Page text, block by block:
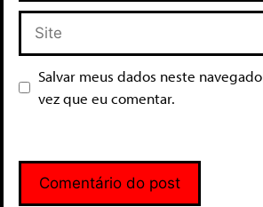
Salvar meus dados neste
vez que eu comentar.